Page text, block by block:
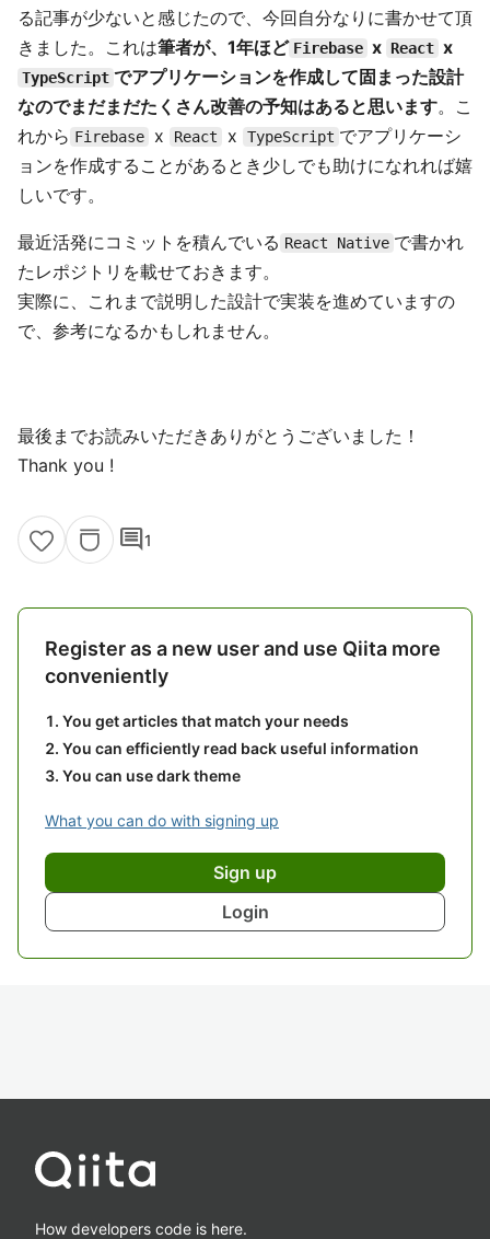
る記事が少ないと感じたので、今回自分なりに書かせて頂
きました。これは筆者が、1年ほど Firebase x React x
TypeScript でアプリケーションを作成して固まった設計
なのでまだまだたくさん改善の予知はあると思います。こ
れから Firebase x React x TypeScript でアプリケーシ
ョンを作成することがあるとき少しでも助けになれれば嬉
しいです。
最近活発にコミットを積んでいる React Native で書かれ
たレポジトリを載せておきます。
実際に、これまで説明した設計で実装を進めていますの
で、参考になるかもしれません。
最後までお読みいただきありがとうございました！
Thank you !
comment1
Register as a new user and use Qiita more
conveniently
You get articles that match your needs
You can efficiently read back useful information
You can use dark theme
What you can do with signing up
Sign up
Login
How developers code is here.